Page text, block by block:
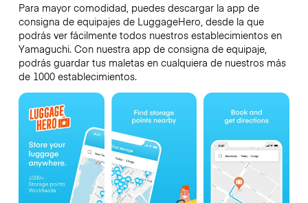
Para mayor comodidad, puedes descargar la app de
consigna de equipajes de LuggageHero, desde la que
podrás ver fácilmente todos nuestros establecimientos en
Yamaguchi. Con nuestra app de consigna de equipaje,
podrás guardar tus maletas en cualquiera de nuestros más
de 1000 establecimientos.